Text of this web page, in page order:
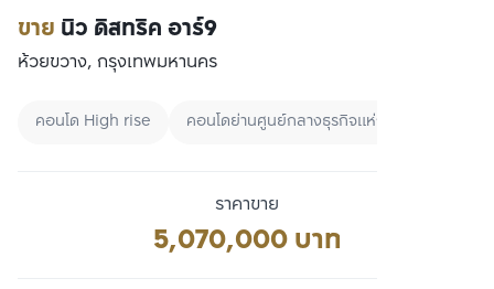
ขาย นิว ดิสทริค อาร์9
ห้วยขวาง, กรุงเทพมหานคร
คอนโด High rise คอนโดย่านศูนย์กลางธุรกิจแห่งใหม่
ราคาขาย
5,070,000 บาท